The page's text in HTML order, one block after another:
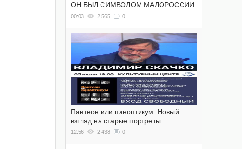
ОН БЫЛ СИМВОЛОМ МАЛОРОССИИ
00:03 2 565 0
Пантеон или паноптикум. Новый
взгляд на старые портреты
12:56 2 438 0